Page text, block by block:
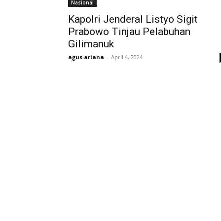
Nasional
Kapolri Jenderal Listyo Sigit
Prabowo Tinjau Pelabuhan
Gilimanuk
agus ariana - April 4, 2024